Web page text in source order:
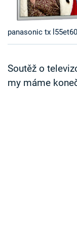
Sledujte
Sledujte nás
panasonic tx
Soutěž o
my máme